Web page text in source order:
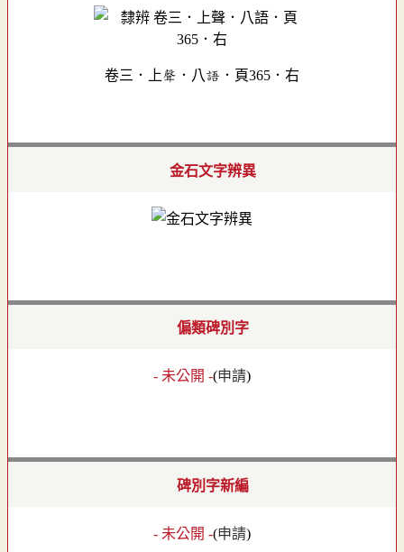
卷三．上聲．八語．頁365．右
金石文字辨異
偏類碑別字
- 未公開 -(申請)
碑別字新編
- 未公開 -(申請)